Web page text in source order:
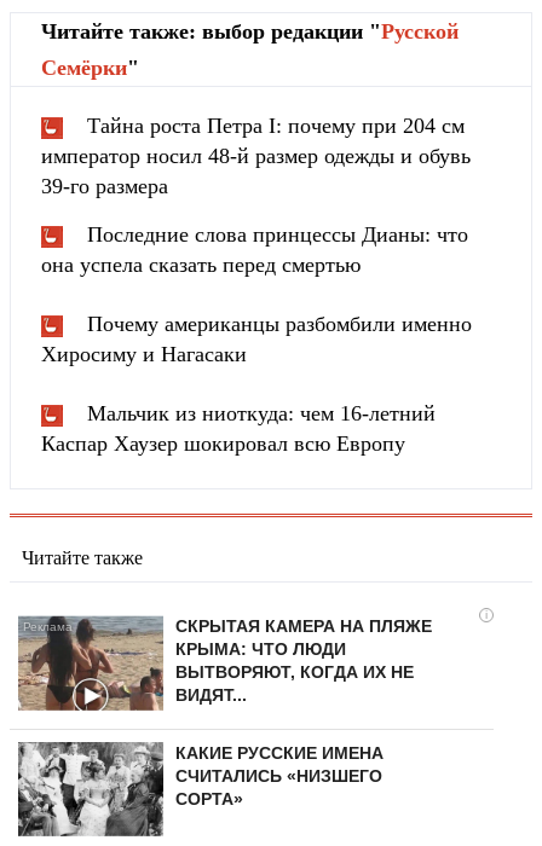
Читайте также: выбор редакции "Русской
Cемёрки"
Тайна роста Петра I: почему при 204 см
император носил 48-й размер одежды и обувь
39-го размера
Последние слова принцессы Дианы: что
она успела сказать перед смертью
Почему американцы разбомбили именно
Хиросиму и Нагасаки
Мальчик из ниоткуда: чем 16-летний
Каспар Хаузер шокировал всю Европу
Читайте также
i
СКРЫТАЯ КАМЕРА НА ПЛЯЖЕ
КРЫМА: ЧТО ЛЮДИ
ВЫТВОРЯЮТ, КОГДА ИХ НЕ
ВИДЯТ...
КАКИЕ РУССКИЕ ИМЕНА
СЧИТАЛИСЬ «НИЗШЕГО
СОРТА»